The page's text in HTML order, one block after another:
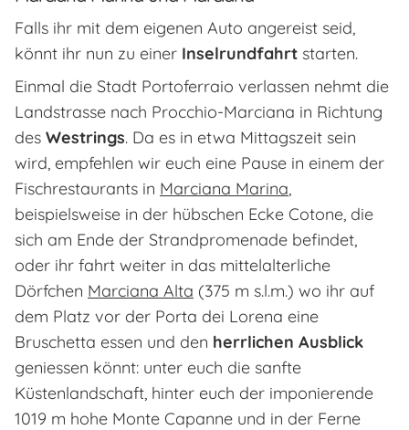
Falls ihr mit dem eigenen Auto angereist seid,
könnt ihr nun zu einer Inselrundfahrt starten.
Einmal die Stadt Portoferraio verlassen nehmt die
Landstrasse nach Procchio-Marciana in Richtung
des Westrings. Da es in etwa Mittagszeit sein
wird, empfehlen wir euch eine Pause in einem der
Fischrestaurants in Marciana Marina,
beispielsweise in der hübschen Ecke Cotone, die
sich am Ende der Strandpromenade befindet,
oder ihr fahrt weiter in das mittelalterliche
Dörfchen Marciana Alta (375 m s.l.m.) wo ihr auf
dem Platz vor der Porta dei Lorena eine
Bruschetta essen und den herrlichen Ausblick
geniessen könnt: unter euch die sanfte
Küstenlandschaft, hinter euch der imponierende
1019 m hohe Monte Capanne und in der Ferne